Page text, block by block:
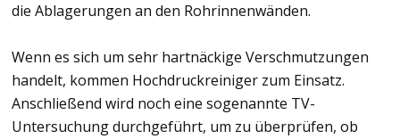
die Ablagerungen an den Rohrinnenwänden.
Wenn es sich um sehr hartnäckige Verschmutzungen
handelt, kommen Hochdruckreiniger zum Einsatz.
Anschließend wird noch eine sogenannte TV-
Untersuchung durchgeführt, um zu überprüfen, ob